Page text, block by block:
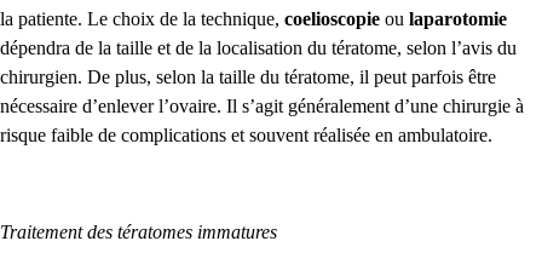
la patiente. Le choix de la technique, coelioscopie ou laparotomie
dépendra de la taille et de la localisation du tératome, selon l’avis du
chirurgien. De plus, selon la taille du tératome, il peut parfois être
nécessaire d’enlever l’ovaire. Il s’agit généralement d’une chirurgie à
risque faible de complications et souvent réalisée en ambulatoire.
Traitement des tératomes immatures